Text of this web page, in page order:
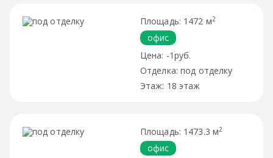
1472 м2
офис
-1руб.
под отделку
18 этаж
1473.3 м2
офис